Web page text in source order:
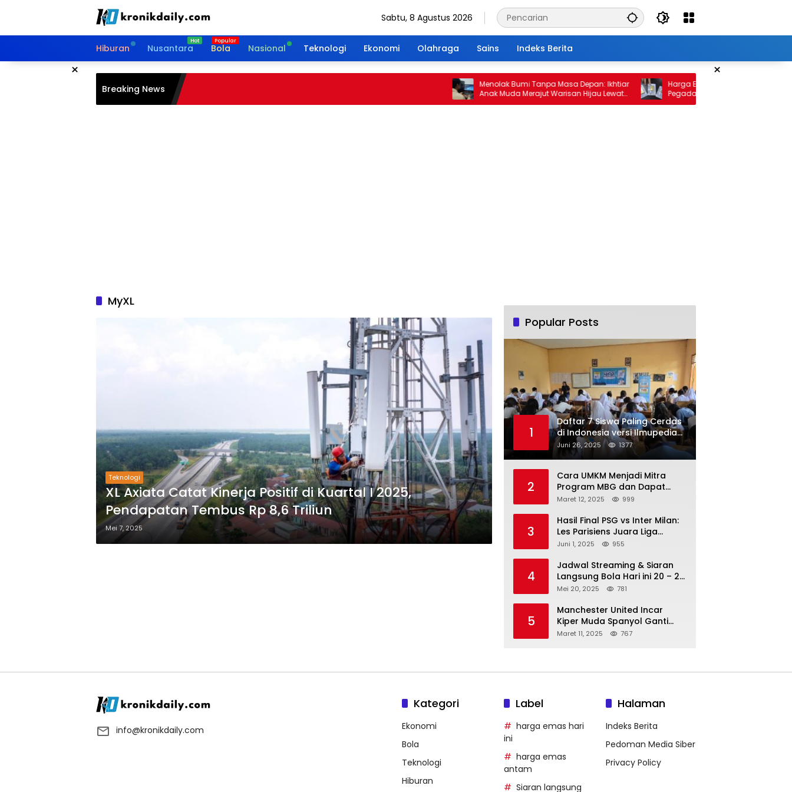
Sabtu, 8 Agustus 2026
Hiburan Nusantara Bola Nasional Teknologi Ekonomi Olahraga Sains Indeks Berita
× ×
Breaking News
Menolak Bumi Tanpa Masa Depan: Ikhtiar
Anak Muda Merajut Warisan Hijau Lewat
Portal Waktu
Harga Emas 10 Februari 2026: Antam
Pegadaian Kembali Melonjak
MyXL
Teknologi
XL Axiata Catat Kinerja Positif di Kuartal I 2025,
Pendapatan Tembus Rp 8,6 Triliun
Mei 7, 2025
Popular Posts
1
Daftar 7 Siswa Paling Cerdas
di Indonesia versi Ilmupedia
Tryout UTBK 2025
Juni 26, 2025 1377
2
Cara UMKM Menjadi Mitra
Program MBG dan Dapat
Modal Hingga Rp500 Juta
Maret 12, 2025 999
3
Hasil Final PSG vs Inter Milan:
Les Parisiens Juara Liga
Champions 2025 usai Bantai il
Juni 1, 2025 955
4
Jadwal Streaming & Siaran
Langsung Bola Hari ini 20 – 21
Mei 2025: Manchester City vs
Mei 20, 2025 781
5
Manchester United Incar
Kiper Muda Spanyol Ganti
Andre Onana
Maret 11, 2025 767
info@kronikdaily.com
Kategori
Ekonomi
Bola
Teknologi
Hiburan
Label
harga emas hari
ini
harga emas
antam
Siaran langsung
Halaman
Indeks Berita
Pedoman Media Siber
Privacy Policy